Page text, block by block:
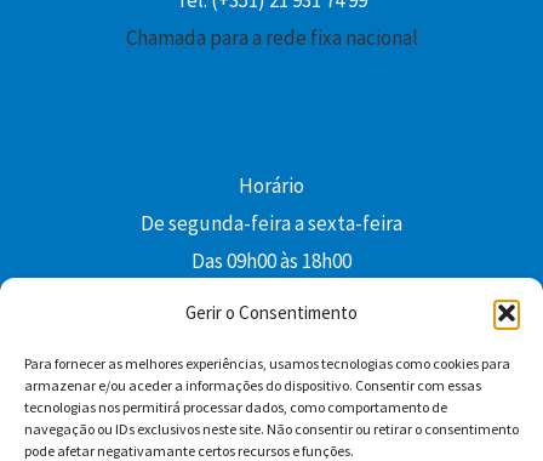
Gerir o Consentimento
Para fornecer as melhores experiências, usamos tecnologias como cookies para
armazenar e/ou aceder a informações do dispositivo. Consentir com essas
tecnologias nos permitirá processar dados, como comportamento de
navegação ou IDs exclusivos neste site. Não consentir ou retirar o consentimento
pode afetar negativamante certos recursos e funções.
Chamada para a rede fixa nacional
Horário
De segunda-feira a sexta-feira
Das 09h00 às 18h00
Facebook YouTube Instagram
Whatsapp
Condições Gerais de Venda